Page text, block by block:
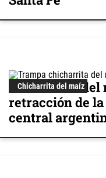
Chicharrita del maíz
Chicharrita
retracción de
central